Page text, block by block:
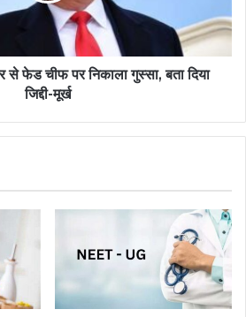
फेड चीफ पर निकाला गुस्सा, बता दिया
जिद्दी-मूर्ख